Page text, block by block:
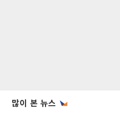
많이 본 뉴스